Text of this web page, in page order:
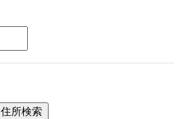
住所検索